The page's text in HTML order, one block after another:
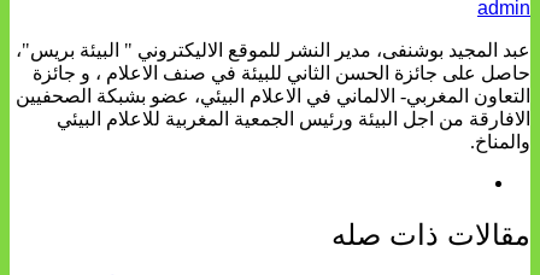
admin
عبد المجيد بوشنفى، مدير النشر للموقع الاليكتروني " البيئة بريس"،
حاصل على جائزة الحسن الثاني للبيئة في صنف الاعلام ، و جائزة
التعاون المغربي- الالماني في الاعلام البيئي، عضو بشبكة الصحفيين
الافارقة من اجل البيئة ورئيس الجمعية المغربية للاعلام البيئي
والمناخ.
مقالات ذات صله